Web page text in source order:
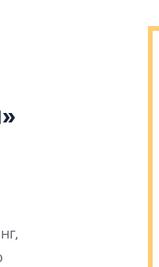
«НОВАЯ ЖИЗНЬ
Софронов: «Хороший
проявляется в
для современного
или